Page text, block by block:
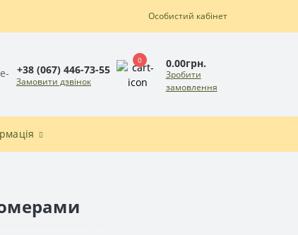
Особистий кабінет
+38 (067) 446-73-55
Замовити дзвінок
0 0.00грн.
Зробити
замовлення